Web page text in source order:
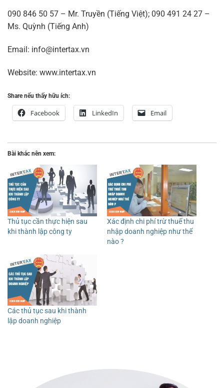
090 846 50 57 – Mr. Truyền (Tiếng Việt); 090 491 24 27 –
Ms. Quỳnh (Tiếng Anh)
Email: info@intertax.vn
Website: www.intertax.vn
Share nếu thấy hữu ích:
Facebook LinkedIn Email
Bài khác nên xem:
Thủ tục cần thực hiện sau
khi thành lập công ty
Xác định chi phí trừ thuế thu
nhập doanh nghiệp như thế
nào ?
Các thủ tục sau khi thành
lập doanh nghiệp